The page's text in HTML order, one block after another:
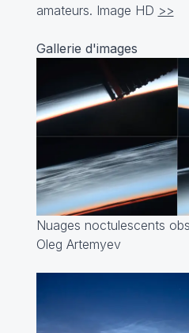
amateurs. Image HD >>
Gallerie d'images
Nuages noctulescents
Oleg Artemyev